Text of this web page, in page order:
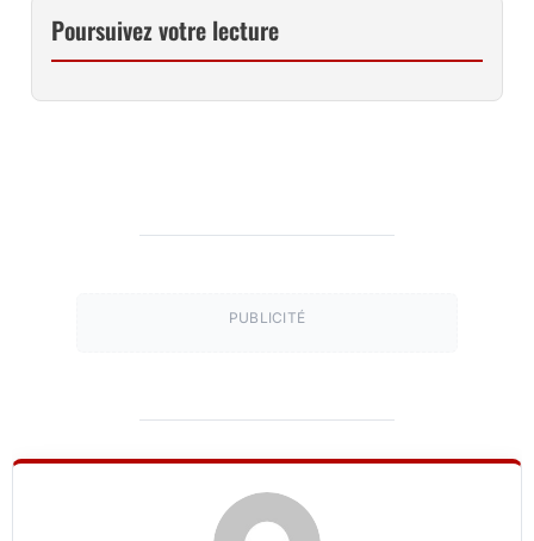
Poursuivez votre lecture
PUBLICITÉ